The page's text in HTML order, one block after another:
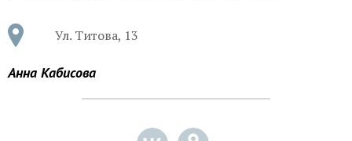
Ул. Титова, 13
Анна Кабисова